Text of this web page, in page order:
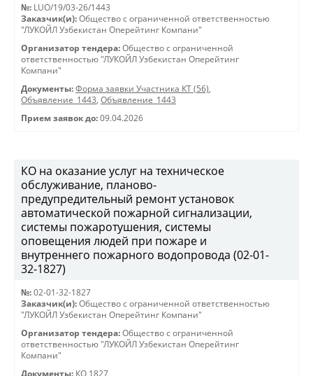
№: LUO/19/03-26/1443
Заказчик(и): Общество с ограниченной ответственностью
"ЛУКОЙЛ Узбекистан Оперейтинг Компани"
Организатор тендера: Общество с ограниченной
ответственностью "ЛУКОЙЛ Узбекистан Оперейтинг
Компани"
Документы: Форма заявки Участника КТ (56),
Объявление_1443, Объявление_1443
Прием заявок до: 09.04.2026
КО на оказание услуг на техническое
обслуживание, планово-
предупредительный ремонт установок
автоматической пожарной сигнализации,
системы пожаротушения, системы
оповещения людей при пожаре и
внутреннего пожарного водопровода (02-01-
32-1827)
№: 02-01-32-1827
Заказчик(и): Общество с ограниченной ответственностью
"ЛУКОЙЛ Узбекистан Оперейтинг Компани"
Организатор тендера: Общество с ограниченной
ответственностью "ЛУКОЙЛ Узбекистан Оперейтинг
Компани"
Документы: КО 1827